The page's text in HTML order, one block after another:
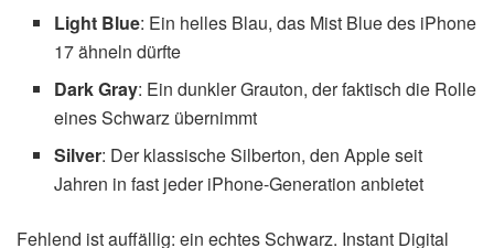
Light Blue: Ein helles Blau, das Mist Blue des iPhone
17 ähneln dürfte
Dark Gray: Ein dunkler Grauton, der faktisch die Rolle
eines Schwarz übernimmt
Silver: Der klassische Silberton, den Apple seit
Jahren in fast jeder iPhone-Generation anbietet
Fehlend ist auffällig: ein echtes Schwarz. Instant Digital